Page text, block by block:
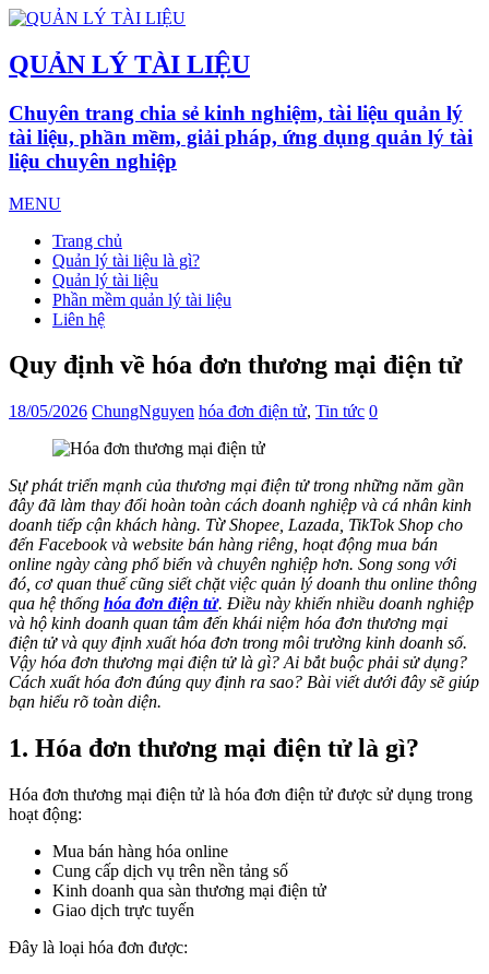
QUẢN LÝ TÀI LIỆU
Chuyên trang chia sẻ kinh nghiệm, tài liệu quản lý
tài liệu, phần mềm, giải pháp, ứng dụng quản lý tài
liệu chuyên nghiệp
MENU
Trang chủ
Quản lý tài liệu là gì?
Quản lý tài liệu
Phần mềm quản lý tài liệu
Liên hệ
Quy định về hóa đơn thương mại điện tử
18/05/2026 ChungNguyen hóa đơn điện tử, Tin tức 0
Sự phát triển mạnh của thương mại điện tử trong những năm gần
đây đã làm thay đổi hoàn toàn cách doanh nghiệp và cá nhân kinh
doanh tiếp cận khách hàng. Từ Shopee, Lazada, TikTok Shop cho
đến Facebook và website bán hàng riêng, hoạt động mua bán
online ngày càng phổ biến và chuyên nghiệp hơn. Song song với
đó, cơ quan thuế cũng siết chặt việc quản lý doanh thu online thông
qua hệ thống hóa đơn điện tử. Điều này khiến nhiều doanh nghiệp
và hộ kinh doanh quan tâm đến khái niệm hóa đơn thương mại
điện tử và quy định xuất hóa đơn trong môi trường kinh doanh số.
Vậy hóa đơn thương mại điện tử là gì? Ai bắt buộc phải sử dụng?
Cách xuất hóa đơn đúng quy định ra sao? Bài viết dưới đây sẽ giúp
bạn hiểu rõ toàn diện.
1. Hóa đơn thương mại điện tử là gì?
Hóa đơn thương mại điện tử là hóa đơn điện tử được sử dụng trong
hoạt động:
Mua bán hàng hóa online
Cung cấp dịch vụ trên nền tảng số
Kinh doanh qua sàn thương mại điện tử
Giao dịch trực tuyến
Đây là loại hóa đơn được: